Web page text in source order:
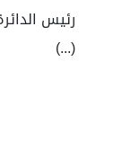
رئيس
(...)